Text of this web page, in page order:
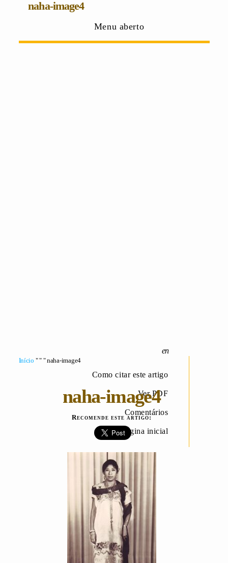
naha-image4
Menu aberto
Como citar este artigo
Ver PDF
Comentários
Página inicial
Início " " " naha-image4
naha-image4
Recomende este artigo: